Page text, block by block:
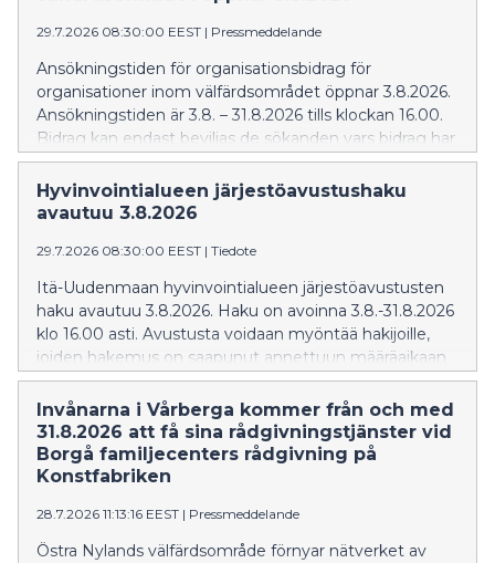
29.7.2026 08:30:00 EEST | Pressmeddelande
Ansökningstiden för organisationsbidrag för
organisationer inom välfärdsområdet öppnar 3.8.2026.
Ansökningstiden är 3.8. – 31.8.2026 tills klockan 16.00.
Bidrag kan endast beviljas de sökanden vars bidrag har
kommit in inom utsatt tid.
Hyvinvointialueen järjestöavustushaku
avautuu 3.8.2026
29.7.2026 08:30:00 EEST | Tiedote
Itä-Uudenmaan hyvinvointialueen järjestöavustusten
haku avautuu 3.8.2026. Haku on avoinna 3.8.-31.8.2026
klo 16.00 asti. Avustusta voidaan myöntää hakijoille,
joiden hakemus on saapunut annettuun määräaikaan
mennessä.
Invånarna i Vårberga kommer från och med
31.8.2026 att få sina rådgivningstjänster vid
Borgå familjecenters rådgivning på
Konstfabriken
28.7.2026 11:13:16 EEST | Pressmeddelande
Östra Nylands välfärdsområde förnyar nätverket av